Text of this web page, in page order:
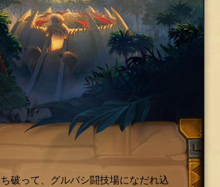
破って、グルバシ闘技場になだれ込